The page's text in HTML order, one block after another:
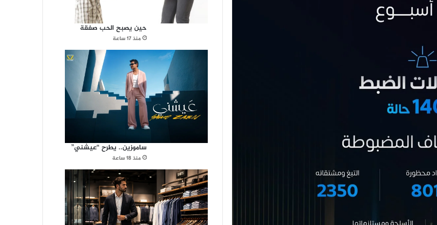
حين يصبح الحب صفقة
منذ 17 ساعة
ساموزين.. يطرح “عيشني”
منذ 18 ساعة